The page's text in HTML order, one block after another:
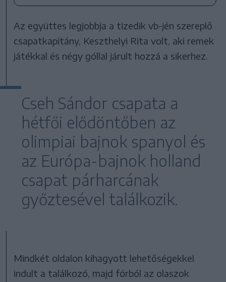
Az együttes legjobbja a tizedik vb-jén szereplő
csapatkapitány, Keszthelyi Rita volt, aki remek
játékkal és négy góllal járult hozzá a sikerhez.
Cseh Sándor csapata a
hétfői elődöntőben az
olimpiai bajnok spanyol és
az Európa-bajnok holland
csapat párharcának
győztesével találkozik.
Mindkét oldalon kihagyott lehetőségekkel
indult a találkozó, majd fórból az olaszok